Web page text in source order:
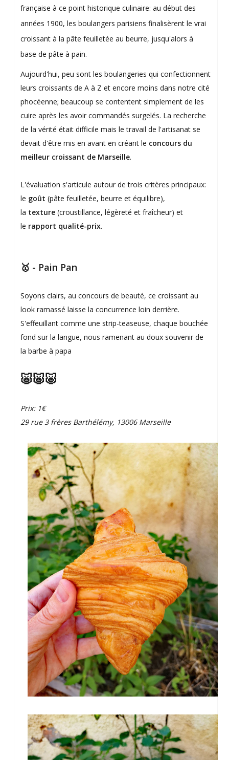
française à ce point historique culinaire: au début des
années 1900, les boulangers parisiens finalisèrent le vrai
croissant à la pâte feuilletée au beurre, jusqu'alors à
base de pâte à pain.
Aujourd'hui, peu sont les boulangeries qui confectionnent
leurs croissants de A à Z et encore moins dans notre cité
phocéenne; beaucoup se contentent simplement de les
cuire après les avoir commandés surgelés. La recherche
de la vérité était difficile mais le travail de l'artisanat se
devait d'être mis en avant en créant le concours du
meilleur croissant de Marseille.
L'évaluation s'articule autour de trois critères principaux:
le goût (pâte feuilletée, beurre et équilibre),
la texture (croustillance, légèreté et fraîcheur) et
le rapport qualité-prix.
🥇 - Pain Pan
Soyons clairs, au concours de beauté, ce croissant au
look ramassé laisse la concurrence loin derrière.
S'effeuillant comme une strip-teaseuse, chaque bouchée
fond sur la langue, nous ramenant au doux souvenir de
la barbe à papa
🐷🐷🐷
Prix: 1€
29 rue 3 frères Barthélémy, 13006 Marseille